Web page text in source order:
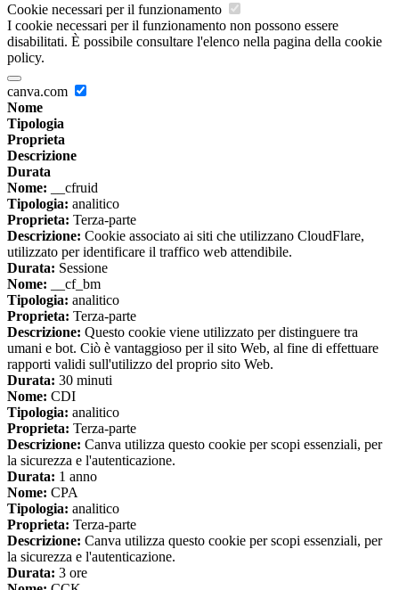
Cookie necessari per il funzionamento
I cookie necessari per il funzionamento non possono essere
disabilitati. È possibile consultare l'elenco nella pagina della cookie
policy.
canva.com
Nome
Tipologia
Proprieta
Descrizione
Durata
Nome: __cfruid
Tipologia: analitico
Proprieta: Terza-parte
Descrizione: Cookie associato ai siti che utilizzano CloudFlare,
utilizzato per identificare il traffico web attendibile.
Durata: Sessione
Nome: __cf_bm
Tipologia: analitico
Proprieta: Terza-parte
Descrizione: Questo cookie viene utilizzato per distinguere tra
umani e bot. Ciò è vantaggioso per il sito Web, al fine di effettuare
rapporti validi sull'utilizzo del proprio sito Web.
Durata: 30 minuti
Nome: CDI
Tipologia: analitico
Proprieta: Terza-parte
Descrizione: Canva utilizza questo cookie per scopi essenziali, per
la sicurezza e l'autenticazione.
Durata: 1 anno
Nome: CPA
Tipologia: analitico
Proprieta: Terza-parte
Descrizione: Canva utilizza questo cookie per scopi essenziali, per
la sicurezza e l'autenticazione.
Durata: 3 ore